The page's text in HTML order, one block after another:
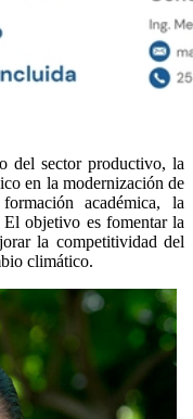
del sector productivo, la
en la modernización de
académica, la
objetivo es fomentar la
la competitividad del
climático.